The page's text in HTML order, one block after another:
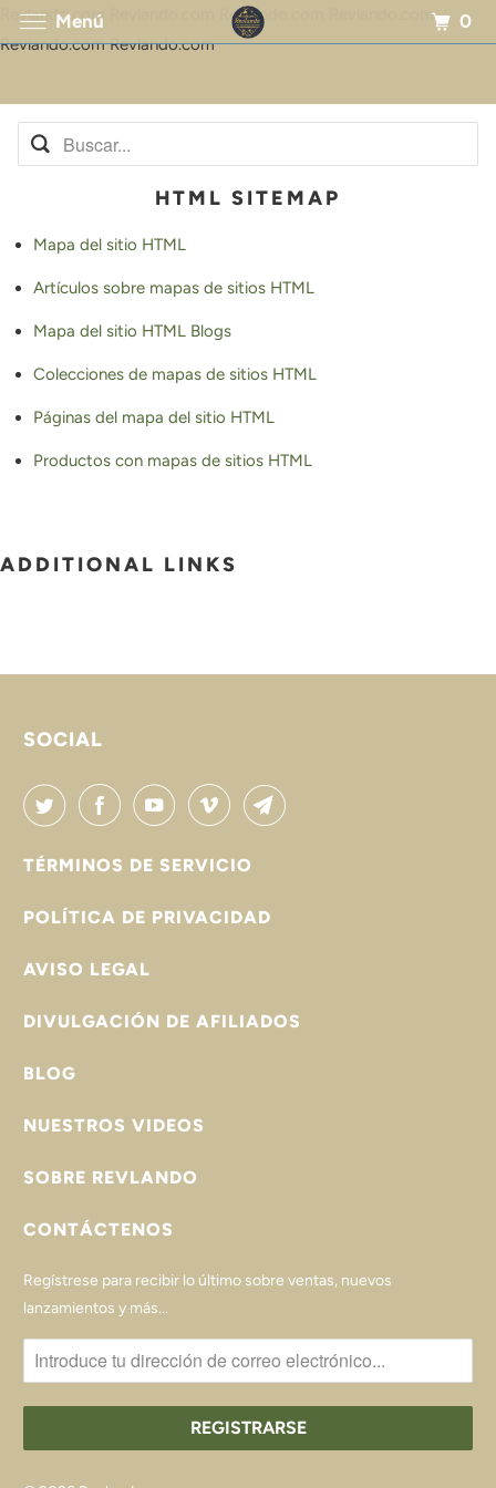
Revlando.com Revlando.com Revlando.com Revlando.com
Revlando.com Revlando.com
Menú 0
HTML SITEMAP
Mapa del sitio HTML
Artículos sobre mapas de sitios HTML
Mapa del sitio HTML Blogs
Colecciones de mapas de sitios HTML
Páginas del mapa del sitio HTML
Productos con mapas de sitios HTML
ADDITIONAL LINKS
SOCIAL
TÉRMINOS DE SERVICIO
POLÍTICA DE PRIVACIDAD
AVISO LEGAL
DIVULGACIÓN DE AFILIADOS
BLOG
NUESTROS VIDEOS
SOBRE REVLANDO
CONTÁCTENOS
Regístrese para recibir lo último sobre ventas, nuevos
lanzamientos y más...